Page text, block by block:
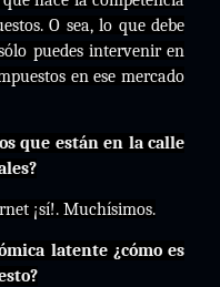
O sea, lo que debe
puedes intervenir en
en ese mercado
que están en la calle
¡sí!. Muchísimos.
latente ¿cómo es